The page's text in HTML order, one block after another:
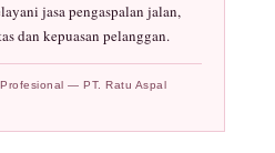
jasa pengaspalan jalan,
dan kepuasan pelanggan.
— PT. Ratu Aspal